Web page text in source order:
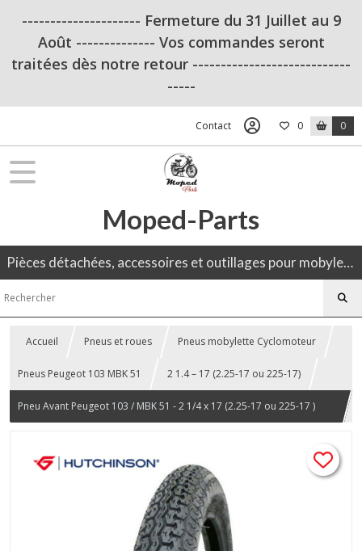
--------------------- Fermeture du 31 Juillet au 9
Août -------------- Vos commandes seront
traitées dès notre retour ----------------------------
-----
Contact 0 0
Moped-Parts
Pièces détachées, accessoires et outillages pour mobylette, 50CC, moto ancienne.
Accueil Pneus et roues Pneus mobylette Cyclomoteur
Pneus Peugeot 103 MBK 51 2 1.4 – 17 (2.25-17 ou 225-17)
Pneu Avant Peugeot 103 / MBK 51 - 2 1/4 x 17 (2.25-17 ou 225-17 )